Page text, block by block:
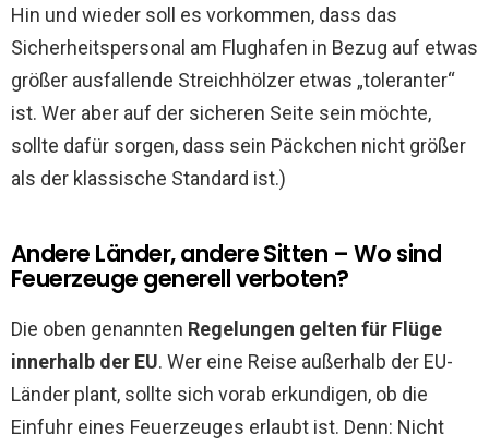
Hin und wieder soll es vorkommen, dass das
Sicherheitspersonal am Flughafen in Bezug auf etwas
größer ausfallende Streichhölzer etwas „toleranter“
ist. Wer aber auf der sicheren Seite sein möchte,
sollte dafür sorgen, dass sein Päckchen nicht größer
als der klassische Standard ist.)
Andere Länder, andere Sitten – Wo sind
Feuerzeuge generell verboten?
Die oben genannten Regelungen gelten für Flüge
innerhalb der EU. Wer eine Reise außerhalb der EU-
Länder plant, sollte sich vorab erkundigen, ob die
Einfuhr eines Feuerzeuges erlaubt ist. Denn: Nicht